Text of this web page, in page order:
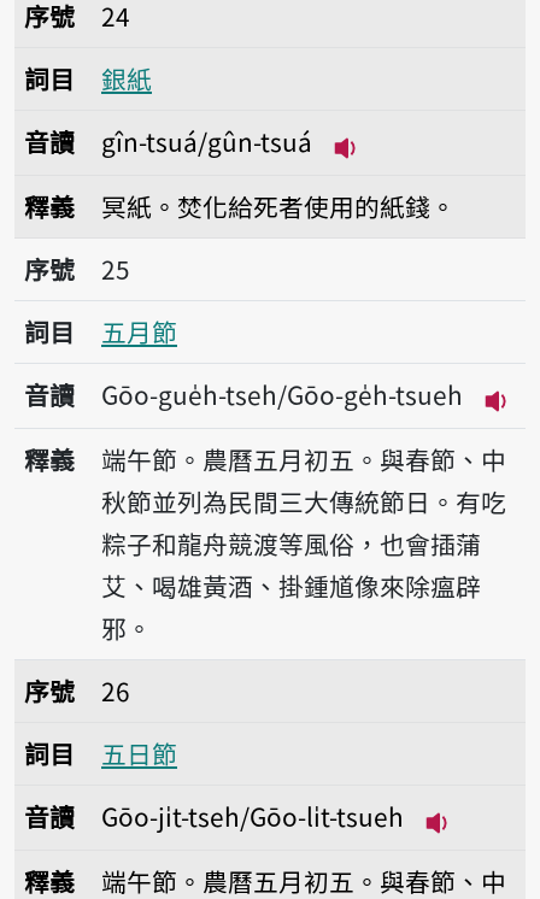
序號
24
詞目
銀紙
音讀
gîn-tsuá/gûn-tsuá
釋義
冥紙。焚化給死者使用的紙錢。
序號25五月節
序號
25
詞目
五月節
音讀
Gōo-gue̍h-tseh/Gōo-ge̍h-tsueh
播
釋義
端午節。農曆五月初五。與春節、中
秋節並列為民間三大傳統節日。有吃
粽子和龍舟競渡等風俗，也會插蒲
艾、喝雄黃酒、掛鍾馗像來除瘟辟
邪。
序號26五日節
序號
26
詞目
五日節
音讀
Gōo-ji̍t-tseh/Gōo-li̍t-tsueh
釋義 端午節。農曆五月初五。與春節、中